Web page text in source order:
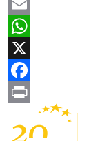
Share
Email
WhatsApp
X
Facebook